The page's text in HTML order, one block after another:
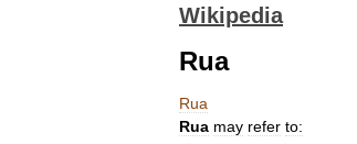
Wikipedia
Rua
Rua
Rua may refer to: